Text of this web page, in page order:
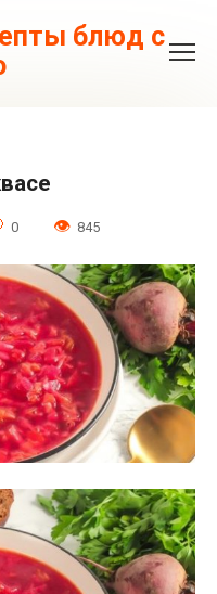
блюд с
0 845